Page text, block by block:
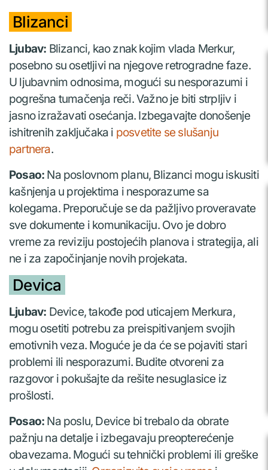
Blizanci
Ljubav: Blizanci, kao znak kojim vlada Merkur,
posebno su osetljivi na njegove retrogradne faze.
U ljubavnim odnosima, mogući su nesporazumi i
pogrešna tumačenja reči. Važno je biti strpljiv i
jasno izražavati osećanja. Izbegavajte donošenje
ishitrenih zaključaka i posvetite se slušanju
partnera.
Posao: Na poslovnom planu, Blizanci mogu iskusiti
kašnjenja u projektima i nesporazume sa
kolegama. Preporučuje se da pažljivo proveravate
sve dokumente i komunikaciju. Ovo je dobro
vreme za reviziju postojećih planova i strategija, ali
ne i za započinjanje novih projekata.
Devica
Ljubav: Device, takođe pod uticajem Merkura,
mogu osetiti potrebu za preispitivanjem svojih
emotivnih veza. Moguće je da će se pojaviti stari
problemi ili nesporazumi. Budite otvoreni za
razgovor i pokušajte da rešite nesuglasice iz
prošlosti.
Posao: Na poslu, Device bi trebalo da obrate
pažnju na detalje i izbegavaju preopterećenje
obavezama. Mogući su tehnički problemi ili greške